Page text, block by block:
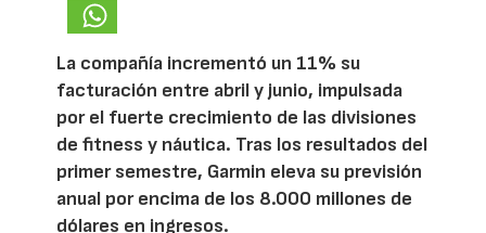
La compañía incrementó un 11% su
facturación entre abril y junio, impulsada
por el fuerte crecimiento de las divisiones
de fitness y náutica. Tras los resultados del
primer semestre, Garmin eleva su previsión
anual por encima de los 8.000 millones de
dólares en ingresos.